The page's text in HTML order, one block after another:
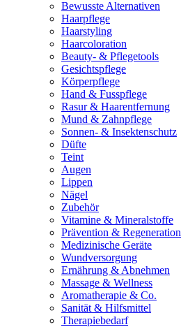
Bewusste Alternativen
Haarpflege
Haarstyling
Haarcoloration
Beauty- & Pflegetools
Gesichtspflege
Körperpflege
Hand & Fusspflege
Rasur & Haarentfernung
Mund & Zahnpflege
Sonnen- & Insektenschutz
Düfte
Teint
Augen
Lippen
Nägel
Zubehör
Vitamine & Mineralstoffe
Prävention & Regeneration
Medizinische Geräte
Wundversorgung
Ernährung & Abnehmen
Massage & Wellness
Aromatherapie & Co.
Sanität & Hilfsmittel
Therapiebedarf